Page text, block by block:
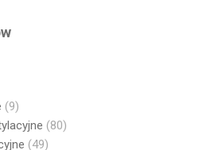
99
products
8080
4949